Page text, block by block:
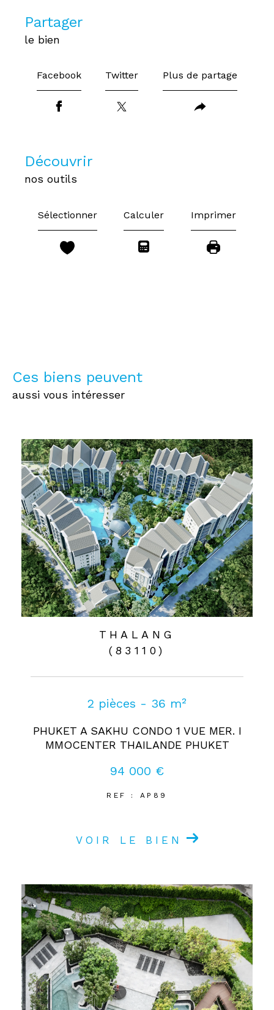
partager
le bien
Facebook Twitter Plus de partage
découvrir
nos outils
Sélectionner Calculer Imprimer
Ces biens peuvent
aussi vous intéresser
THALANG
(83110)
2 pièces - 36 m²
PHUKET A SAKHU CONDO 1 VUE MER. I
MMOCENTER THAILANDE PHUKET
94 000 €
REF : AP89
VOIR LE BIEN